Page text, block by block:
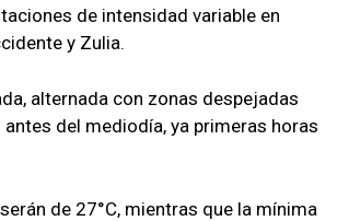
de intensidad variable en
y Zulia.
alternada con zonas despejadas
del mediodía, ya primeras horas
de 27°C, mientras que la mínima